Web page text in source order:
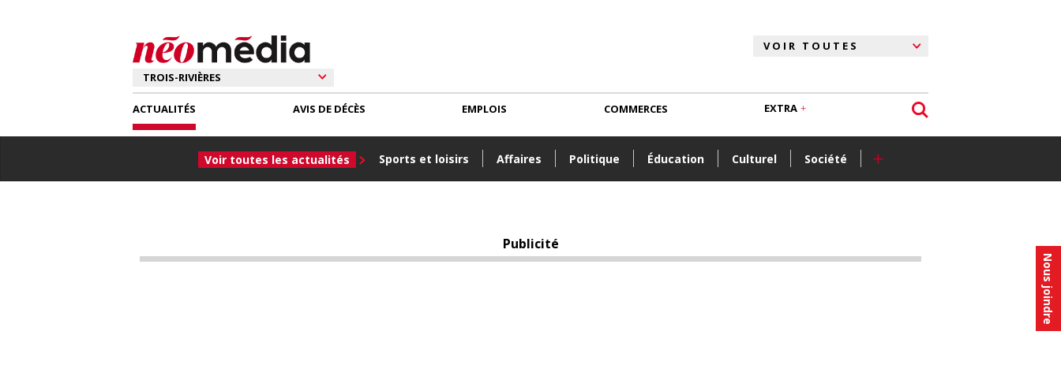
Nous joindre
ACTUALITÉS
Voir toutes les actualités Sports et loisirs Affaires Politique Éducation Culturel Société +
AVIS DE DÉCÈS EMPLOIS COMMERCES EXTRA
Publicité